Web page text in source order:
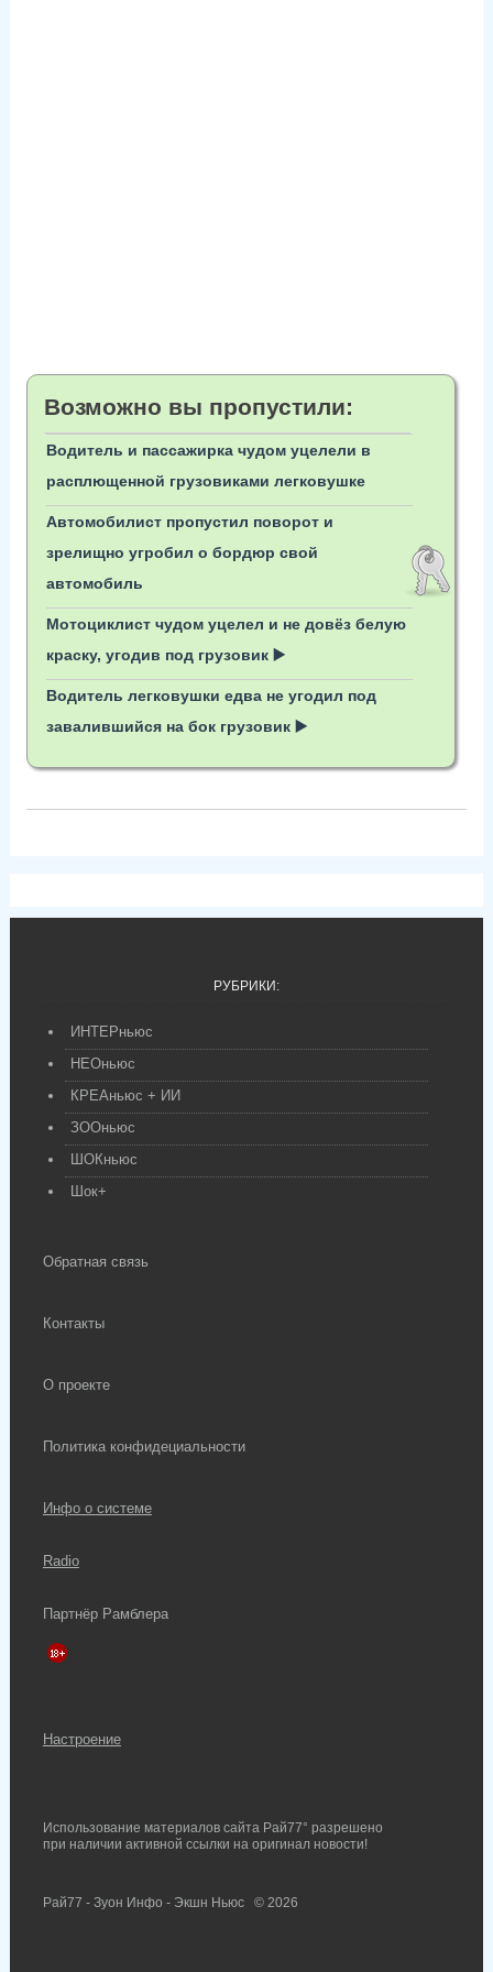
Возможно вы пропустили:
Водитель и пассажирка чудом уцелели в
расплющенной грузовиками легковушке
Автомобилист пропустил поворот и
зрелищно угробил о бордюр свой
автомобиль
Мотоциклист чудом уцелел и не довёз белую
краску, угодив под грузовик ▶️
Водитель легковушки едва не угодил под
завалившийся на бок грузовик ▶️
РУБРИКИ:
ИНТЕРньюс
НЕОньюс
КРЕАньюс + ИИ
ЗООньюс
ШОКньюс
Шок+
Обратная связь
Контакты
О проекте
Политика конфидециальности
Инфо о системе
Radio
Партнёр Рамблера
Настроение
Использование материалов сайта Рай77° разрешено
при наличии активной ссылки на оригинал новости!
Рай77 - Зуон Инфо - Экшн Ньюс © 2026